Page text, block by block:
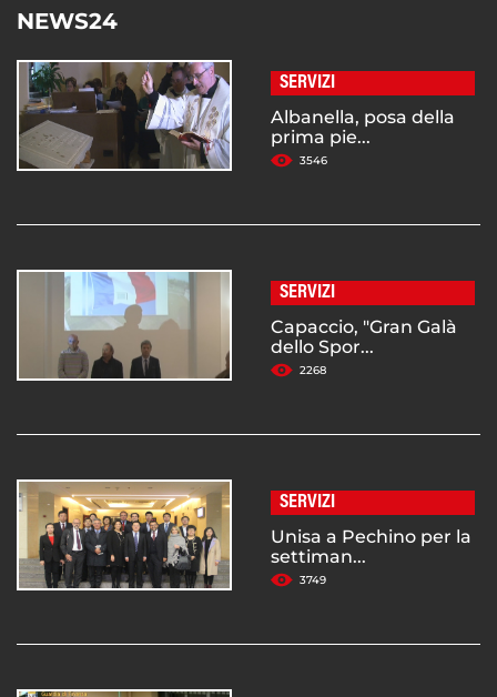
NEWS24
SERVIZI
Albanella, posa della
prima pie...
3546
SERVIZI
Capaccio, "Gran Galà
dello Spor...
2268
SERVIZI
Unisa a Pechino per la
settiman...
3749